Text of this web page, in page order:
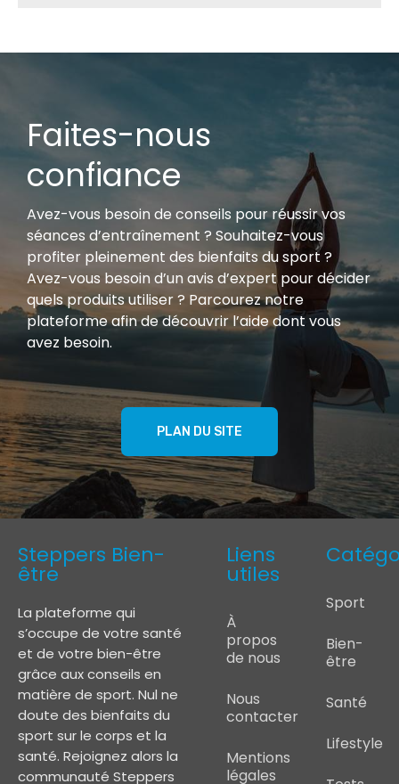
Faites-nous
confiance
Avez-vous besoin de conseils pour réussir vos
séances d’entraînement ? Souhaitez-vous
profiter pleinement des bienfaits du sport ?
Avez-vous besoin d’un avis d’expert pour décider
quels produits utiliser ? Parcourez notre
plateforme afin de découvrir l’aide dont vous
avez besoin.
PLAN DU SITE
Steppers Bien-
être
La plateforme qui
s’occupe de votre santé
et de votre bien-être
grâce aux conseils en
matière de sport. Nul ne
doute des bienfaits du
sport sur le corps et la
santé. Rejoignez alors la
communauté Steppers
Liens
utiles
À
propos
de nous
Nous
contacter
Mentions
légales
Sport
Bien-
être
Santé
Lifestyle